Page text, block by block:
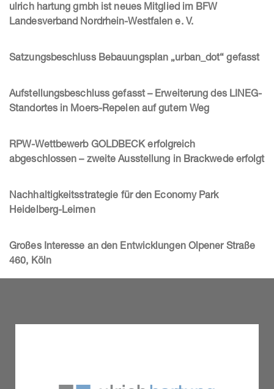
ulrich hartung gmbh ist neues Mitglied im BFW
Landesverband Nordrhein-Westfalen e. V.
Satzungsbeschluss Bebauungsplan „urban_dot“ gefasst
Aufstellungsbeschluss gefasst – Erweiterung des LINEG-
Standortes in Moers-Repelen auf gutem Weg
RPW-Wettbewerb GOLDBECK erfolgreich
abgeschlossen – zweite Ausstellung in Brackwede erfolgt
Nachhaltigkeitsstrategie für den Economy Park
Heidelberg-Leimen
Großes Interesse an den Entwicklungen Olpener Straße
460, Köln